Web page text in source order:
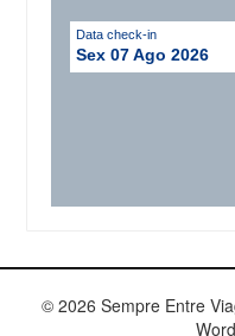
Data check-in
Sex 07 Ago 2026
© 2026 Sempre Entre